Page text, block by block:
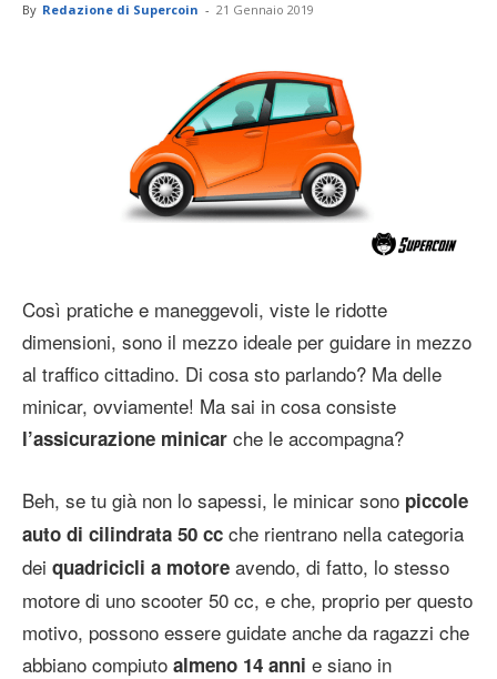
By Redazione di Supercoin - 21 Gennaio 2019
Così pratiche e maneggevoli, viste le ridotte
dimensioni, sono il mezzo ideale per guidare in mezzo
al traffico cittadino. Di cosa sto parlando? Ma delle
minicar, ovviamente! Ma sai in cosa consiste
l’assicurazione minicar che le accompagna?
Beh, se tu già non lo sapessi, le minicar sono piccole
auto di cilindrata 50 cc che rientrano nella categoria
dei quadricicli a motore avendo, di fatto, lo stesso
motore di uno scooter 50 cc, e che, proprio per questo
motivo, possono essere guidate anche da ragazzi che
abbiano compiuto almeno 14 anni e siano in